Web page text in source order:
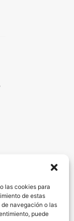
las cookies para
de estas
navegación o las
puede